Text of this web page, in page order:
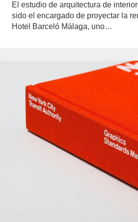
El estudio de arquitectura de
sido el encargado de proyectar la
Hotel Barceló Málaga, uno…